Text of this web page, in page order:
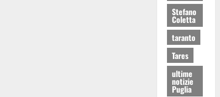
Stefano
Coletta
taranto
Tares
ultime
notizie
Puglia